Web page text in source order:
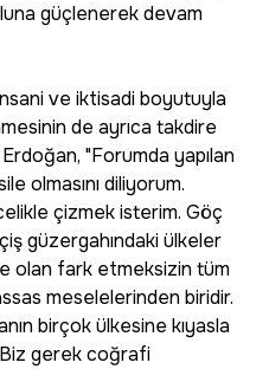
güçlenerek devam
ve iktisadi boyutuyla
de ayrıca takdire
"Forumda yapılan
olmasını diliyorum.
çizmek isterim. Göç
güzergahındaki ülkeler
olan fark etmeksizin tüm
meselelerinden biridir.
birçok ülkesine kıyasla
Biz gerek coğrafi